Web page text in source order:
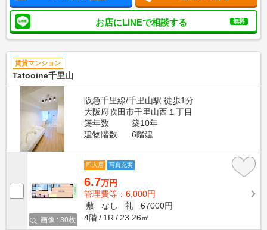
お店にLINEで相談する 無料
賃貸マンション
Tatooine千里山
阪急千里線/千里山駅 徒歩1分
大阪府吹田市千里山西１丁目
築年数
築10年
建物階数
6階建
画像 : 30枚
即入居 写真充実
6.7万円
管理費等：6,000円
敷
なし 礼
67000円
4階
1R 23.26㎡